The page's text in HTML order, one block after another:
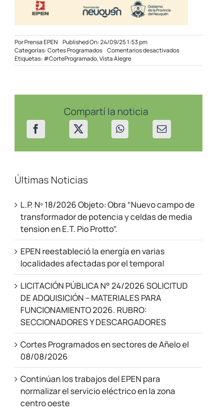
PorPrensa EPEN Published On: 24/09/25 1:53 pm
Categorías:Cortes Programados Comentarios desactivadosen
programado
Etiquetas: #CorteProgramado,Vista Alegre
Compartí la noticia
Últimas Noticias
L.P. Nº 18/2026 Objeto: Obra “Nuevo campo de
transformador de potencia y celdas de media
tension en E.T. Pio Protto”.
EPEN reestableció la energía en varias
localidades afectadas por el temporal
LICITACIÓN PÚBLICA N° 24/2026 SOLICITUD
DE ADQUISICIÓN – MATERIALES PARA
FUNCIONAMIENTO 2026. RUBRO:
SECCIONADORES Y DESCARGADORES
Cortes Programados en sectores de Añelo el
08/08/2026
Continúan los trabajos del EPEN para
normalizar el servicio eléctrico en la zona
centro oeste